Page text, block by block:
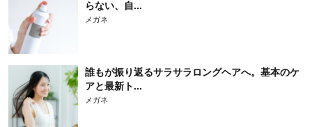
らない、自...
メガネ
誰もが振り返るサラサラロングヘアへ。基本のケ
アと最新ト...
メガネ